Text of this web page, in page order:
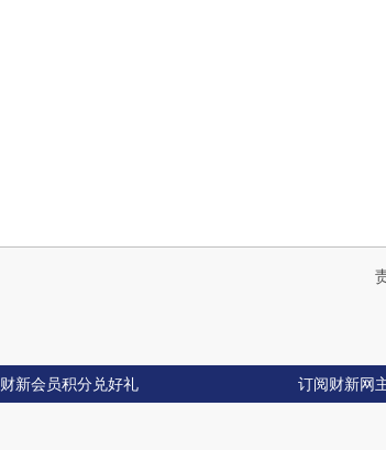
财新会员积分兑好礼 订阅财新网